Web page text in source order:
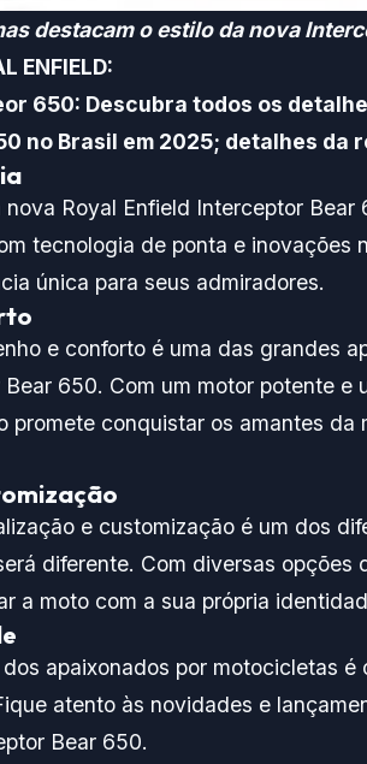
destacam o estilo da nova
ENFIELD:
650: Descubra todos os
no Brasil em 2025; detalhes da
Royal Enfield Interceptor
tecnologia de ponta e inovações
única para seus admiradores.
e conforto é uma das grandes
650. Com um motor potente e
promete conquistar os amantes da
e customização é um dos
diferente. Com diversas opções
a moto com a sua própria
apaixonados por motocicletas
atento às novidades e
Bear 650.